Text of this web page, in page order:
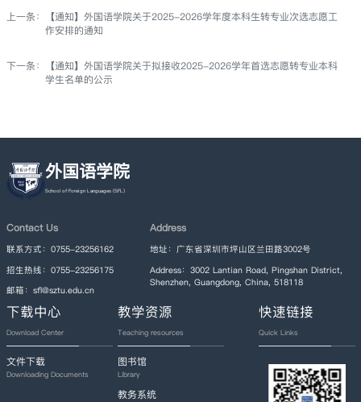
上一条：
【通知】外国语学院关于2025-2026学年度本科生转专业次选志愿工
作安排的通知
下一条：
【通知】外国语学院关于拟接收2025-2026学年首选志愿转专业本科
学生名单的公示
外国语学院
Contact Us
联系方式：0755-23256162
招生热线：0755-23256175
邮箱：sfl@sztu.edu.cn
Address
地址：广东省深圳市坪山区兰田路3002号
Address：3002 Lantian Road, Pingshan District,
Shenzhen, Guangdong, China, 518118
下载中心
Download Center
文件下载
Downloading Documents
教学资源
Teaching resources
图书馆
Library
教务系统
快速链接
Quick Links